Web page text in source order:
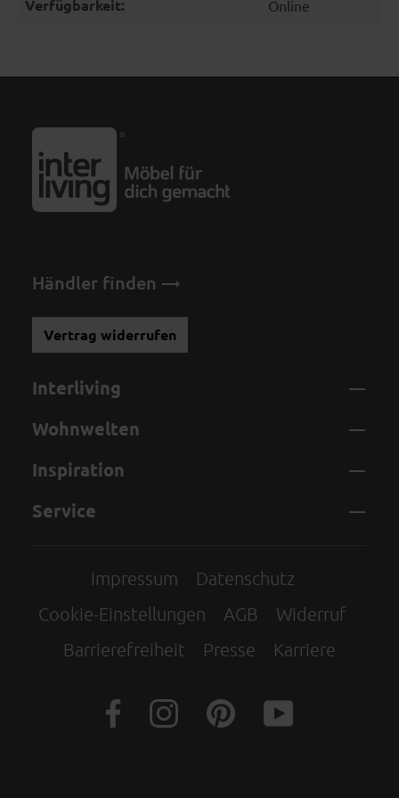
Verfügbarkeit: Online
Händler finden
Vertrag widerrufen
Interliving
Wohnwelten
Inspiration
Service
Impressum
Datenschutz
Cookie-Einstellungen
AGB
Widerruf
Barrierefreiheit
Presse Karriere